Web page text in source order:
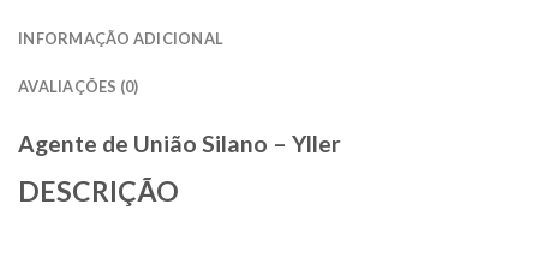
INFORMAÇÃO ADICIONAL
AVALIAÇÕES (0)
Agente de União Silano – Yller
DESCRIÇÃO